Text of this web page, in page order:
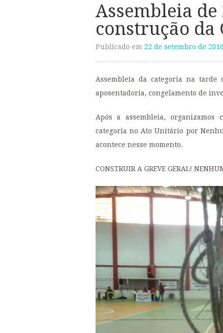
Assembleia de
construção da
Publicado em 22 de setembro de 2016
Assembleia da categoria na
aposentadoria, congelamento de
Após a assembleia,
categoria no Ato Unitário por
acontece nesse momento.
CONSTRUIR A GREVE GERAL!